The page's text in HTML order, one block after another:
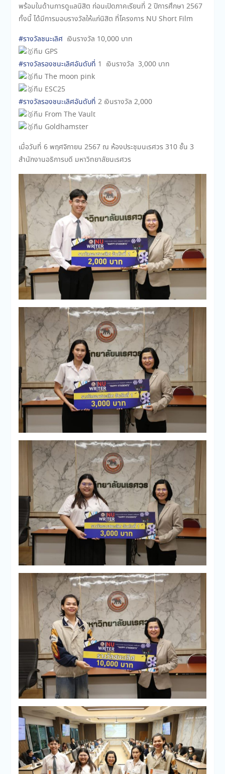
พร้อมในด้านการดูแลนิสิต ก่อนเปิดภาคเรียนที่ 2 ปีการศึกษา 2567
ทั้งนี้ ได้มีการมอบรางวัลให้แก่นิสิต ที่โครงการ NU Short Film
#รางวัลชนะเลิศ เงินรางวัล 10,000 บาท
ทีม GPS
#รางวัลรองชนะเลิศอันดับที่ 1 เงินรางวัล 3,000 บาท
ทีม The moon pink
ทีม ESC25
#รางวัลรองชนะเลิศอันดับที่ 2 เงินรางวัล 2,000
ทีม From The Vault
ทีม Goldhamster
เมื่อวันที่ 6 พฤศจิกายน 2567 ณ ห้องประชุมนเรศวร 310 ชั้น 3
สำนักงานอธิการบดี มหาวิทยาลัยนเรศวร